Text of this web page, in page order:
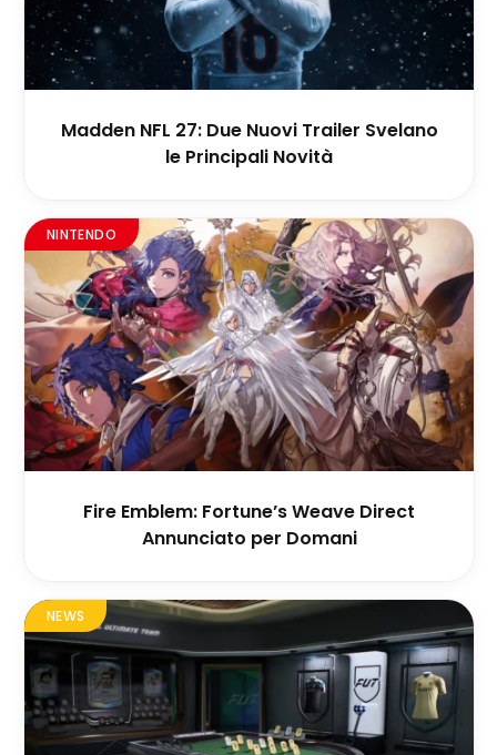
Madden NFL 27: Due Nuovi Trailer Svelano
le Principali Novità
NINTENDO
Fire Emblem: Fortune’s Weave Direct
Annunciato per Domani
NEWS